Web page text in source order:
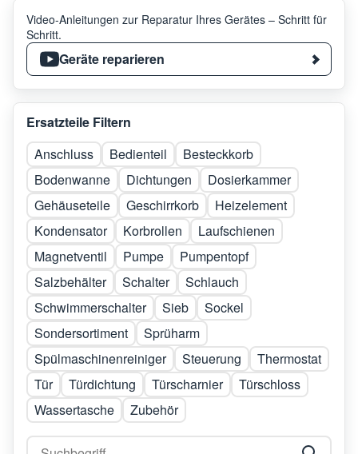
Video-Anleitungen zur Reparatur Ihres Gerätes – Schritt für
Schritt.
Geräte reparieren
Ersatzteile Filtern
Anschluss
Bedienteil
Besteckkorb
Bodenwanne
Dichtungen
Dosierkammer
Gehäuseteile
Geschirrkorb
Heizelement
Kondensator
Korbrollen
Laufschienen
Magnetventil
Pumpe
Pumpentopf
Salzbehälter
Schalter
Schlauch
Schwimmerschalter
Sieb
Sockel
Sondersortiment
Sprüharm
Spülmaschinenreiniger
Steuerung
Thermostat
Tür
Türdichtung Türscharnier
Türschloss
Wassertasche
Zubehör